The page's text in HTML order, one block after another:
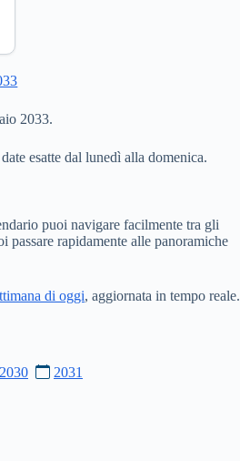
2033.
esatte dal lunedì alla domenica.
puoi navigare facilmente tra gli
passare rapidamente alle panoramiche
di oggi, aggiornata in tempo reale.
2030 2031